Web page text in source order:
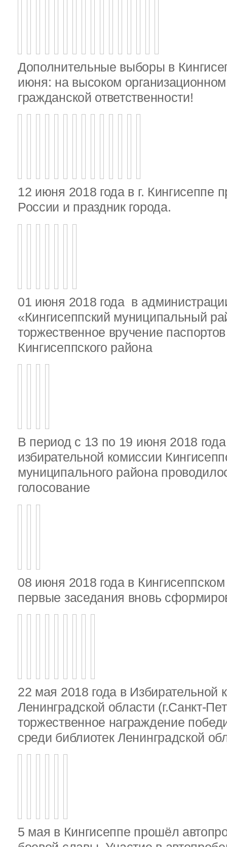
Дополнительные выборы в
июня: на высоком
гражданской ответственности!
12 июня 2018 года в г. Кингисеппе
России и праздник города.
01 июня 2018 года в
«Кингисеппский муниципальный
торжественное вручение
Кингисеппского района
В период с 13 по 19 июня 2018
избирательной комиссии
муниципального района
голосование
08 июня 2018 года в
первые заседания вновь
22 мая 2018 года в Избирательной
Ленинградской области (г.Санкт-
торжественное награждение
среди библиотек Ленинградской
5 мая в Кингисеппе прошёл